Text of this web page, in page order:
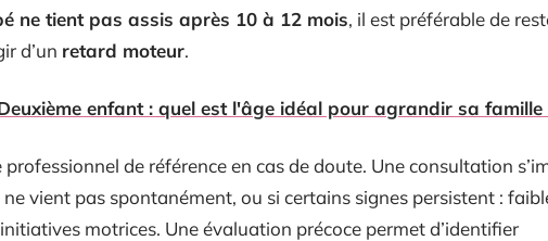
ne tient pas assis après 10 à 12 mois, il est préférable de
d’un retard moteur.
enfant : quel est l'âge idéal pour agrandir sa famille
professionnel de référence en cas de doute. Une consultation
vient pas spontanément, ou si certains signes persistent :
motrices. Une évaluation précoce permet d’identifier